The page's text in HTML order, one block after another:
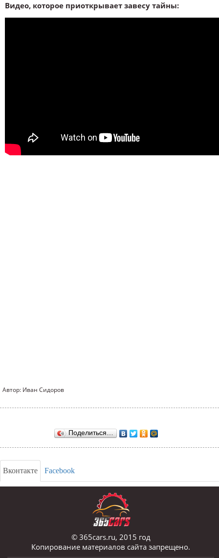
Видео, которое приоткрывает завесу тайны:
Автор: Иван Сидоров
Поделиться…
Вконтакте Facebook
© 365cars.ru, 2015 год
Копирование материалов сайта запрещено.